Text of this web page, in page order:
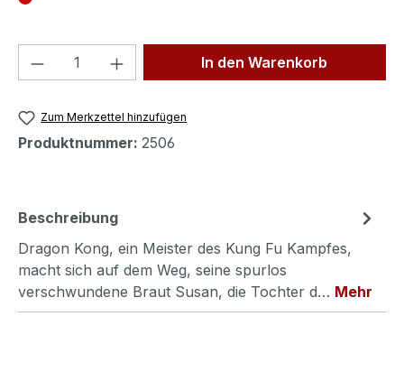
Produkt Anzahl: Gib denIn den Warenkorb
Zum Merkzettel hinzufügen
Produktnummer: 2506
Beschreibung
Dragon Kong, ein Meister des Kung Fu Kampfes,
macht sich auf dem Weg, seine spurlos
verschwundene Braut Susan, die Tochter d… Mehr